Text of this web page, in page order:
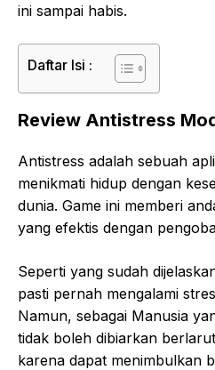
ini sampai habis.
Daftar Isi :
Review Antistress
Antistress adalah sebuah
menikmati hidup dengan
dunia. Game ini memberi
yang efektis dengan
Seperti yang sudah
pasti pernah mengalami
Namun, sebagai Manusia
tidak boleh dibiarkan
karena dapat menimbulkan